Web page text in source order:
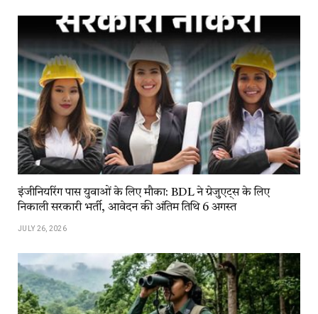
इंजीनियरिंग पास युवाओं के लिए मौका: BDL ने ग्रेजुएट्स के लिए
निकाली सरकारी भर्ती, आवेदन की अंतिम तिथि 6 अगस्त
JULY 26, 2026